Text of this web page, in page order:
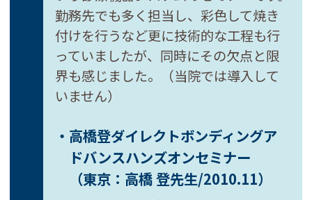
勤務先でも多く担当し、彩色して焼き
付けを行うなど更に技術的な工程も行
っていましたが、同時にその欠点と限
界も感じました。（当院では導入して
いません）
・高橋登ダイレクトボンディングア
ドバンスハンズオンセミナー
（東京：高橋 登先生/2010.11）